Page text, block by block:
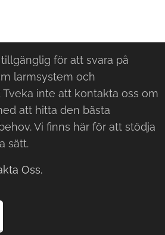
för att svara på
larmsystem och
Tveka inte att kontakta oss om
att hitta den bästa
Vi finns här för att stödja
sätt.
Oss.